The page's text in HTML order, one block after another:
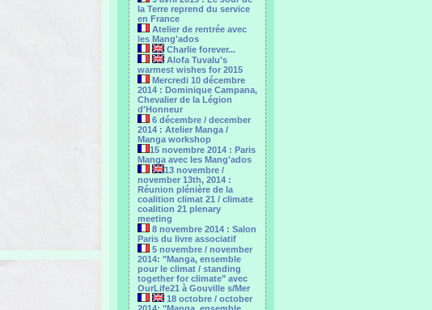
la Terre reprend du service
en France
Atelier de rentrée avec
les Mang'ados
Charlie forever...
Alofa Tuvalu's
warmest wishes for 2015
Mercredi 10 décembre
2014 : Dominique Campana,
Chevalier de la Légion
d'Honneur
6 décembre / december
2014 : Atelier Manga /
Manga workshop
15 novembre 2014 : Paris
Manga avec les Mang'ados
13 novembre /
november 13th, 2014 :
Réunion plénière de la
coalition climat 21 / climate
coalition 21 plenary
meeting
8 novembre 2014 : Salon
Paris du livre associatif
5 novembre / november
2014: "Manga, ensemble
pour le climat / standing
together for climate" avec
OurLife21 à Gouville s/Mer
18 octobre / october